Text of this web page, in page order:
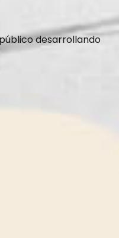
desarrollando